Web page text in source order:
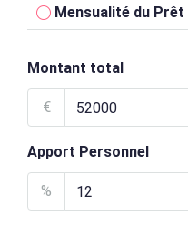
Mensualité du Prêt
Montant total
€
Apport Personnel
%